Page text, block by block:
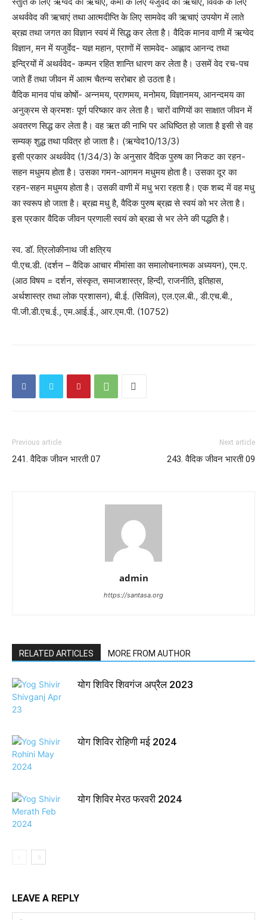
अथर्ववेद की ऋचाएं तथा आत्मदीप्ति के लिए सामवेद की ऋचाएं उपयोग में लाते
ब्रह्म तथा जगत का विज्ञान स्वयं में सिद्ध कर लेता है। वैदिक मानव वाणी में ऋग्वेद
विज्ञान, मन में यजुर्वेद- यज्ञ महान, प्राणों में सामवेद- आह्लाद आनन्द तथा
इन्द्रियों में अथर्ववेद- कम्पन रहित शान्ति धारण कर लेता है। उसमें वेद रच-पच
जाते हैं तथा जीवन में आत्म चैतन्य सरोबार हो उठता है।
वैदिक मानव पांच कोषों- अन्नमय, प्राणमय, मनोमय, विज्ञानमय, आनन्दमय का
अनुक्रम से क्रमशः पूर्ण परिष्कार कर लेता है। चारों वाणियों का साक्षात जीवन में
अवतरण सिद्ध कर लेता है। वह ऋत की नाभि पर अधिष्ठित हो जाता है इसी से वह
सम्यक् शुद्ध तथा पवित्र हो जाता है। (ऋग्वेद10/13/3)
इसी प्रकार अथर्ववेद (1/34/3) के अनुसार वैदिक पुरुष का निकट का रहन-
सहन मधुमय होता है। उसका गमन-आगमन मधुमय होता है। उसका दूर का
रहन-सहन मधुमय होता है। उसकी वाणी में मधु भरा रहता है। एक शब्द में वह मधु
का स्वरूप हो जाता है। ब्रह्म मधु है, वैदिक पुरुष ब्रह्म से स्वयं को भर लेता है।
इस प्रकार वैदिक जीवन प्रणाली स्वयं को ब्रह्म से भर लेने की पद्धति है।
स्व. डॉ. त्रिलोकीनाथ जी क्षत्रिय
पी.एच.डी. (दर्शन – वैदिक आचार मीमांसा का समालोचनात्मक अध्ययन), एम.ए.
(आठ विषय = दर्शन, संस्कृत, समाजशास्त्र, हिन्दी, राजनीति, इतिहास,
अर्थशास्त्र तथा लोक प्रशासन), बी.ई. (सिविल), एल.एल.बी., डी.एच.बी.,
पी.जी.डी.एच.ई., एम.आई.ई., आर.एम.पी. (10752)
Previous article
241. वैदिक जीवन भारती 07
Next article
243. वैदिक जीवन भारती 09
admin
https://santasa.org
RELATED ARTICLES MORE FROM AUTHOR
योग शिविर शिवगंज अप्रैल 2023
योग शिविर रोहिणी मई 2024
योग शिविर मेरठ फरवरी 2024
LEAVE A REPLY